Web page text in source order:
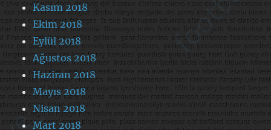
Kasım 2018
Ekim 2018
Eylül 2018
Ağustos 2018
Haziran 2018
Mayıs 2018
Nisan 2018
Mart 2018